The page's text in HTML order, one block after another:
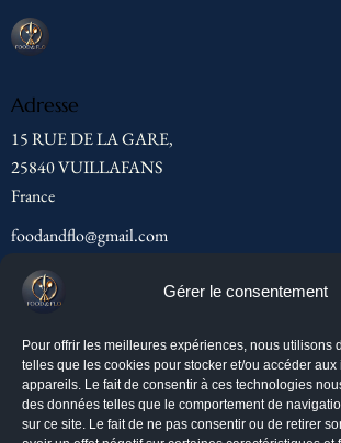
Gérer le consentement
Pour offrir les meilleures expériences, nous utilisons
telles que les cookies pour stocker et/ou accéder
appareils. Le fait de consentir à ces technologies
des données telles que le comportement de
sur ce site. Le fait de ne pas consentir ou de retirer
Adresse
15 RUE DE LA GARE,
25840 VUILLAFANS
France
foodandflo@gmail.com
06 59 05 31 06
Accueil
À propos de FLO